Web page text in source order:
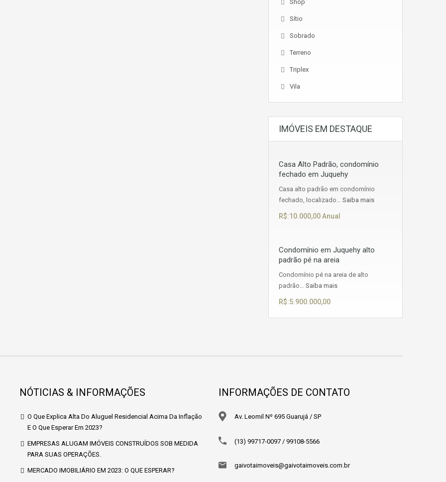
Shop
Sítio
Sobrado
Terreno
Triplex
Vila
IMÓVEIS EM DESTAQUE
Casa Alto Padrão, condomínio
fechado em Juquehy
Casa alto padrão em condomínio
fechado, localizado… Saiba mais
R$:10.000,00 Anual
Condomínio em Juquehy alto
padrão pé na areia
Condomínio pé na areia de alto
padrão… Saiba mais
R$:5.900.000,00
NÓTICIAS & INFORMAÇÕES
O Que Explica Alta Do Aluguel Residencial Acima Da Inflação
E O Que Esperar Em 2023?
EMPRESAS ALUGAM IMÓVEIS CONSTRUÍDOS SOB MEDIDA
PARA SUAS OPERAÇÕES.
MERCADO IMOBILIÁRIO EM 2023: O QUE ESPERAR?
INFORMAÇÕES DE CONTATO
Av. Leomil Nº 695 Guarujá / SP
(13) 99717-0097 / 99108-5566
gaivotaimoveis@gaivotaimoveis.com.br